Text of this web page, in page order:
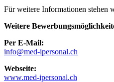
Für weitere Informationen stehen
Weitere
Per E-Mail:
info@med-ipersonal.ch
Webseite:
www.med-ipersonal.ch